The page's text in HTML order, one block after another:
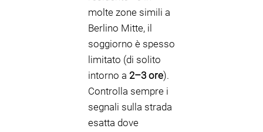
molte zone simili a
Berlino Mitte, il
soggiorno è spesso
limitato (di solito
intorno a 2–3 ore).
Controlla sempre i
segnali sulla strada
esatta dove